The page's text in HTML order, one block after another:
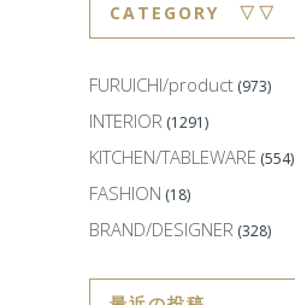
CATEGORY ▽▽
FURUICHI/product (973)
INTERIOR (1291)
KITCHEN/TABLEWARE (554)
FASHION (18)
BRAND/DESIGNER (328)